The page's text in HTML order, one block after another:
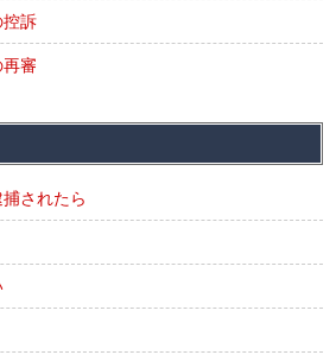
控訴
審
されたら